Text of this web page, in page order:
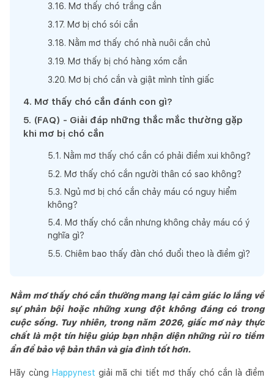
3.16. Mơ thấy chó trắng cắn
3.17. Mơ bị chó sói cắn
3.18. Nằm mơ thấy chó nhà nuôi cắn chủ
3.19. Mơ thấy bị chó hàng xóm cắn
3.20. Mơ bị chó cắn và giật mình tỉnh giấc
4. Mơ thấy chó cắn đánh con gì?
5. (FAQ) - Giải đáp những thắc mắc thường gặp
khi mơ bị chó cắn
5.1 . Nằm mơ thấy chó cắn có phải điềm xui không?
5.2. Mơ thấy chó cắn người thân có sao không?
5.3. Ngủ mơ bị chó cắn chảy máu có nguy hiểm
không?
5.4. Mơ thấy chó cắn nhưng không chảy máu có ý
nghĩa gì?
5.5. Chiêm bao thấy đàn chó đuổi theo là điềm gì?
Nằm mơ thấy chó cắn thường mang lại cảm giác lo lắng về
sự phản bội hoặc những xung đột không đáng có trong
cuộc sống. Tuy nhiên, trong năm 2026, giấc mơ này thực
chất là một tín hiệu giúp bạn nhận diện những rủi ro tiềm
ẩn để bảo vệ bản thân và gia đình tốt hơn.
Hãy cùng Happynest giải mã chi tiết mơ thấy chó cắn là điềm